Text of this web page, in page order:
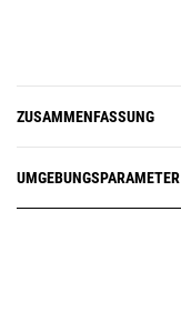
ZUSAMMENFASSUNG
UMGEBUNGSPARAMETER